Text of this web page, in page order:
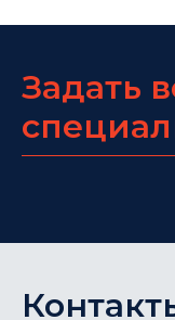
Задать